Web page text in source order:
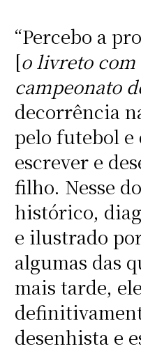
“Percebo a
[o livreto com
campeonato
decorrência
pelo futebol e
escrever e
filho. Nesse
histórico,
e ilustrado
algumas das
mais tarde,
desenhista e